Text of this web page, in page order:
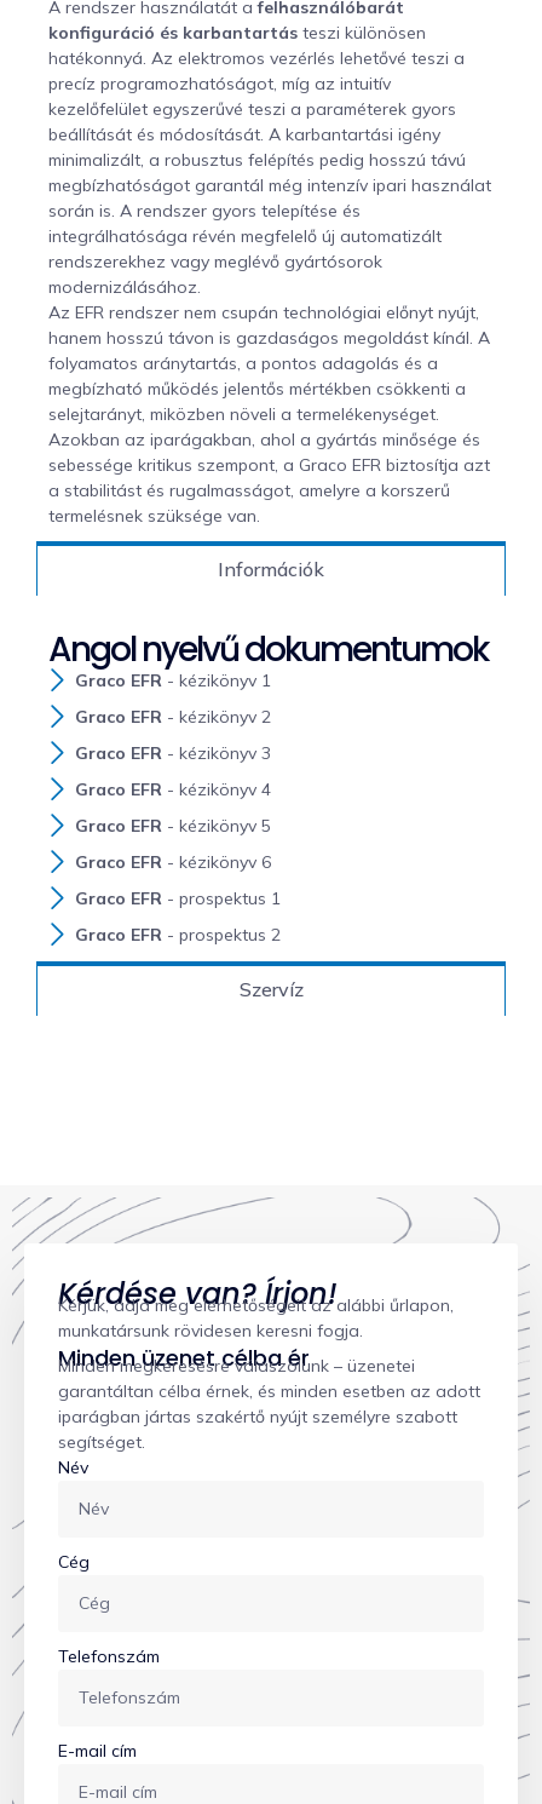
Információk
Szervíz
A rendszer használatát afelhasználóbarát
konfiguráció és karbantartás teszi különösen
hatékonnyá. Az elektromos vezérlés lehetővé teszi a
precíz programozhatóságot, míg az intuitív
kezelőfelület egyszerűvé teszi a paraméterek gyors
beállítását és módosítását. A karbantartási igény
minimalizált, a robusztus felépítés pedig hosszú távú
megbízhatóságot garantál még intenzív ipari használat
során is. A rendszer gyors telepítése és
integrálhatósága révén megfelelő új automatizált
rendszerekhez vagy meglévő gyártósorok
modernizálásához.
Az EFR rendszer nem csupán technológiai előnyt nyújt,
hanem hosszú távon is gazdaságos megoldást kínál. A
folyamatos aránytartás, a pontos adagolás és a
megbízható működés jelentős mértékben csökkenti a
selejtarányt, miközben növeli a termelékenységet.
Azokban az iparágakban, ahol a gyártás minősége és
sebessége kritikus szempont, a Graco EFR biztosítja azt
a stabilitást és rugalmasságot, amelyre a korszerű
termelésnek szüksége van.
Angol nyelvű dokumentumok
Graco EFR- kézikönyv 1
Graco EFR- kézikönyv 2
Graco EFR- kézikönyv 3
Graco EFR- kézikönyv 4
Graco EFR- kézikönyv 5
Graco EFR- kézikönyv 6
Graco EFR- prospektus 1
Graco EFR- prospektus 2
Kérdése van? Írjon!
Kérjük, adja meg elérhetőségeit az alábbi űrlapon,
munkatársunk rövidesen keresni fogja.
Minden üzenet célba ér
Minden megkeresésre válaszolunk – üzenetei
garantáltan célba érnek, és minden esetben az adott
iparágban jártas szakértő nyújt személyre szabott
segítséget.
Név
Cég
Telefonszám
E-mail cím